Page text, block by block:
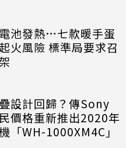
池發熱…七款暖手蛋
火風險 標準局要求召
設計回歸？傳Sony
價格重新推出2020年
「WH-1000XM4C」